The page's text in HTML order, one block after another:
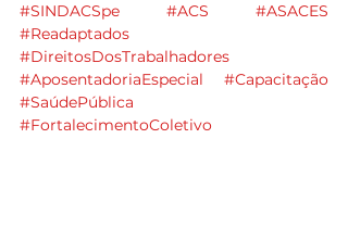
#SINDACSpe #ACS
#ASACES
#Readaptados
#DireitosDosTrabalhadores
#AposentadoriaEspecial
#Capacitação
#SaúdePública
#FortalecimentoColetivo